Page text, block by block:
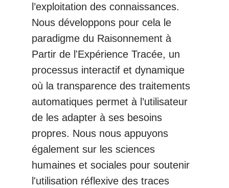
l’exploitation des connaissances.
Nous développons pour cela le
paradigme du Raisonnement à
Partir de l'Expérience Tracée, un
processus interactif et dynamique
où la transparence des traitements
automatiques permet à l’utilisateur
de les adapter à ses besoins
propres. Nous nous appuyons
également sur les sciences
humaines et sociales pour soutenir
l'utilisation réflexive des traces